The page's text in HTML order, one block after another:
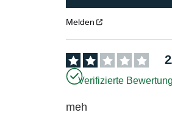
Melden
2
Verifizierte
meh